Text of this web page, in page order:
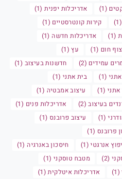
(1)
אדריכלות יפנית (1)
קירות קונטרסטיים (1)
(1)
אדריכלות חדשה (1)
חום (1)
עץ (1)
עמידים (2)
חדשנות בעיצוב (1)
(1)
בית אתני (1)
(1)
עיצוב אמבטיה (1)
בעיצוב (2)
אדריכלות פנים (1)
(1)
עיצוב פרובנס (1)
פרובנס (1)
אנרגטי (1)
חיסכון באנרגיה (1)
(2)
מטבח טוסקני (1)
אדריכלות איטלקית (1)